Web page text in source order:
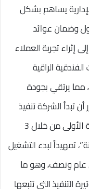
يساهم بشكل
وضمان عوائد
تجربة العملاء
الراقية
مما يرتقي بجودة
تبدأ الشركة تنفيذ
هذه الخطة الطموحة بإطلاق المرحلة الأولى من خلال 3
تمهيداً لبدء التشغيل
عام ونصف، وهو ما
التنفيذ التي تتبعها